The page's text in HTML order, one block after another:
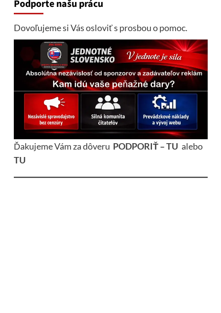
Podporte našu prácu
Dovoľujeme si Vás osloviť s prosbou o pomoc.
Ďakujeme Vám za dôveru PODPORIŤ – TU alebo
TU